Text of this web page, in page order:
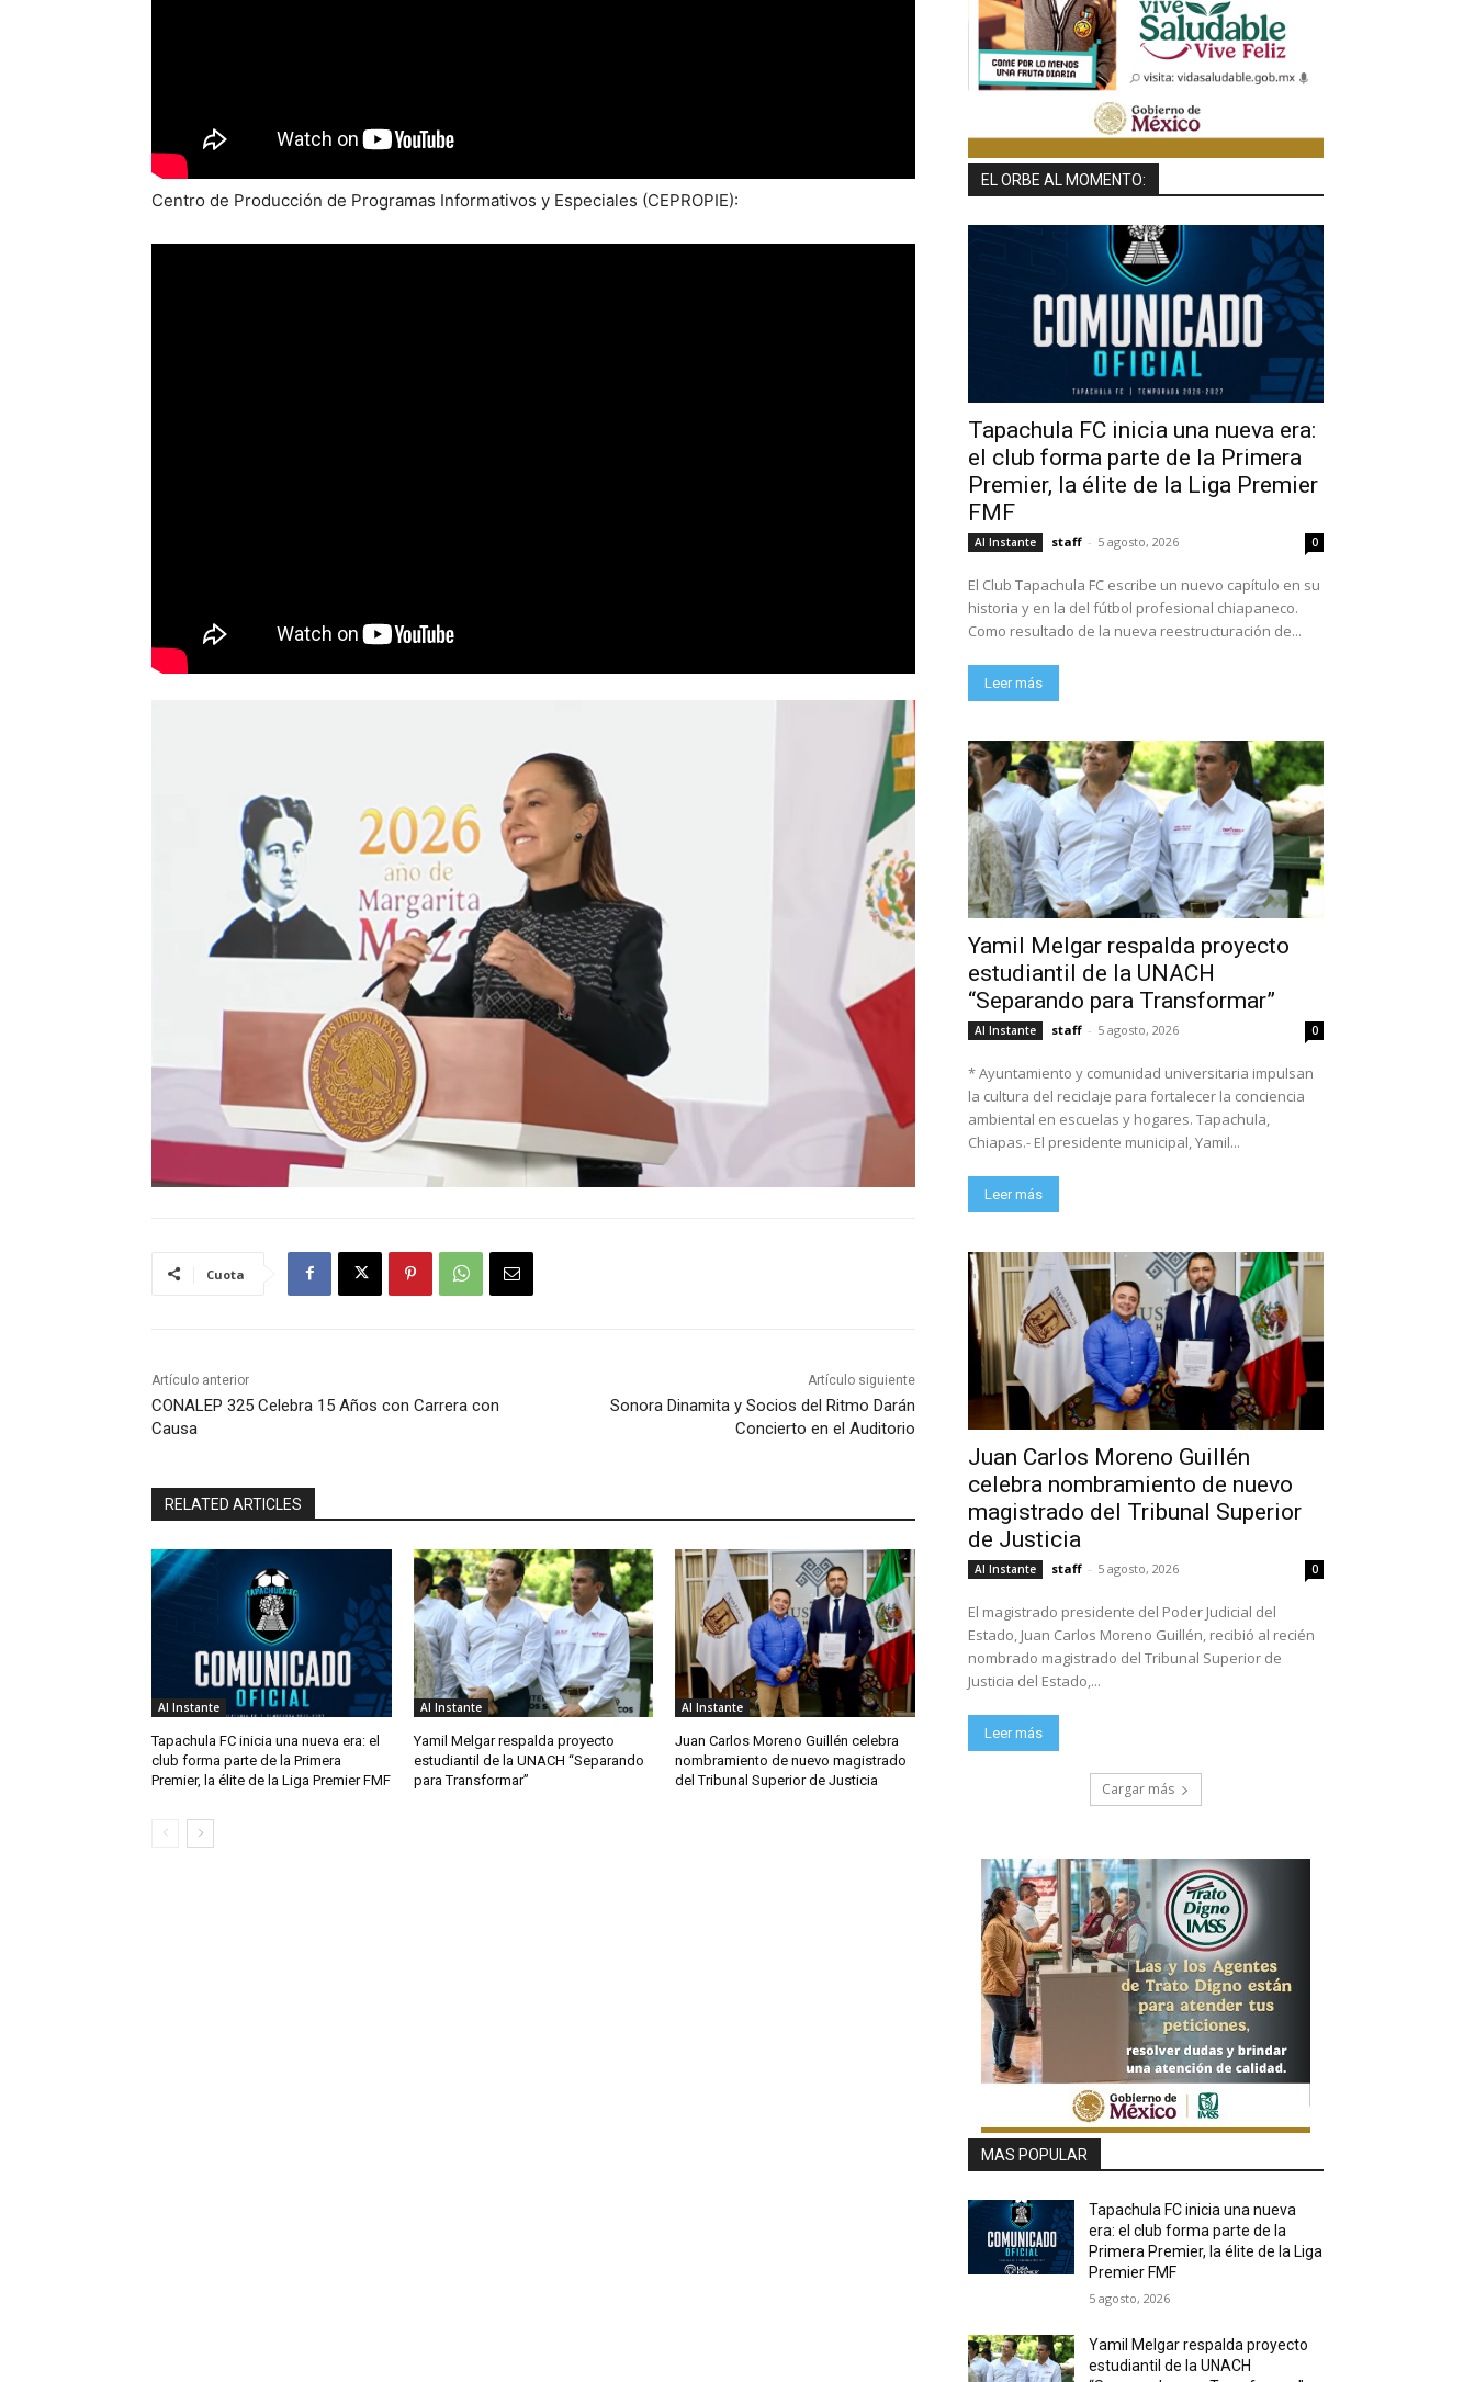
Centro de Producción de Programas Informativos y Especiales (CEPROPIE):
Cuota
Artículo anterior
CONALEP 325 Celebra 15 Años con Carrera con
Causa
Artículo siguiente
Sonora Dinamita y Socios del Ritmo Darán
Concierto en el Auditorio
RELATED ARTICLES
Al Instante
Tapachula FC inicia una nueva era: el
club forma parte de la Primera
Premier, la élite de la Liga Premier FMF
Al Instante
Yamil Melgar respalda proyecto
estudiantil de la UNACH “Separando
para Transformar”
Al Instante
Juan Carlos Moreno Guillén celebra
nombramiento de nuevo magistrado
del Tribunal Superior de Justicia
EL ORBE AL MOMENTO:
Tapachula FC inicia una nueva era:
el club forma parte de la Primera
Premier, la élite de la Liga Premier
FMF
Al Instante staff - 5 agosto, 2026 0
El Club Tapachula FC escribe un nuevo capítulo en su
historia y en la del fútbol profesional chiapaneco.
Como resultado de la nueva reestructuración de...
Leer más
Yamil Melgar respalda proyecto
estudiantil de la UNACH
“Separando para Transformar”
Al Instante staff - 5 agosto, 2026 0
* Ayuntamiento y comunidad universitaria impulsan
la cultura del reciclaje para fortalecer la conciencia
ambiental en escuelas y hogares. Tapachula,
Chiapas.- El presidente municipal, Yamil...
Leer más
Juan Carlos Moreno Guillén
celebra nombramiento de nuevo
magistrado del Tribunal Superior
de Justicia
Al Instante staff - 5 agosto, 2026 0
El magistrado presidente del Poder Judicial del
Estado, Juan Carlos Moreno Guillén, recibió al recién
nombrado magistrado del Tribunal Superior de
Justicia del Estado,...
Leer más
Cargar más
MAS POPULAR
Tapachula FC inicia una nueva
era: el club forma parte de la
Primera Premier, la élite de la Liga
Premier FMF
5 agosto, 2026
Yamil Melgar respalda proyecto
estudiantil de la UNACH